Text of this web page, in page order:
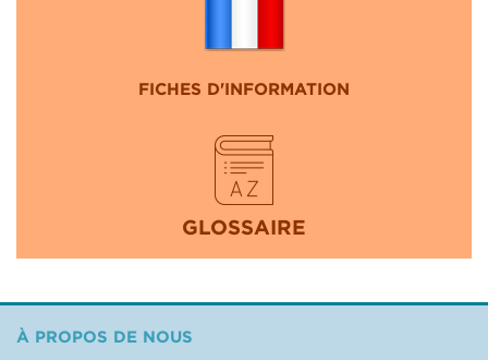
FICHES D'INFORMATION
GLOSSAIRE
À PROPOS DE NOUS